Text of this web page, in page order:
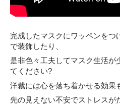
完成したマスクにワッペンをつ
で装飾したり、
是非色々工夫してマスク生活が
てください?
洋裁には心を落ち着かせる効果
先の見えない不安でストレスが